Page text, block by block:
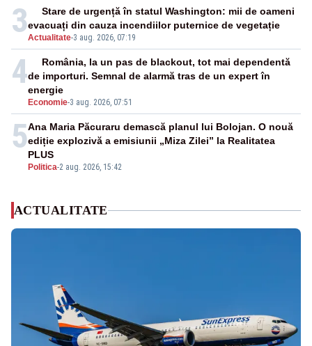
3Actualitate-3 aug. 2026, 07:19
Stare de urgență în statul Washington: mii de oameni
evacuați din cauza incendiilor puternice de vegetație
4
Economie-3 aug. 2026, 07:51
România, la un pas de blackout, tot mai dependentă
de importuri. Semnal de alarmă tras de un expert în
energie
5
Politica-2 aug. 2026, 15:42
Ana Maria Păcuraru demască planul lui Bolojan. O nouă
ediție explozivă a emisiunii „Miza Zilei” la Realitatea
PLUS
ACTUALITATE